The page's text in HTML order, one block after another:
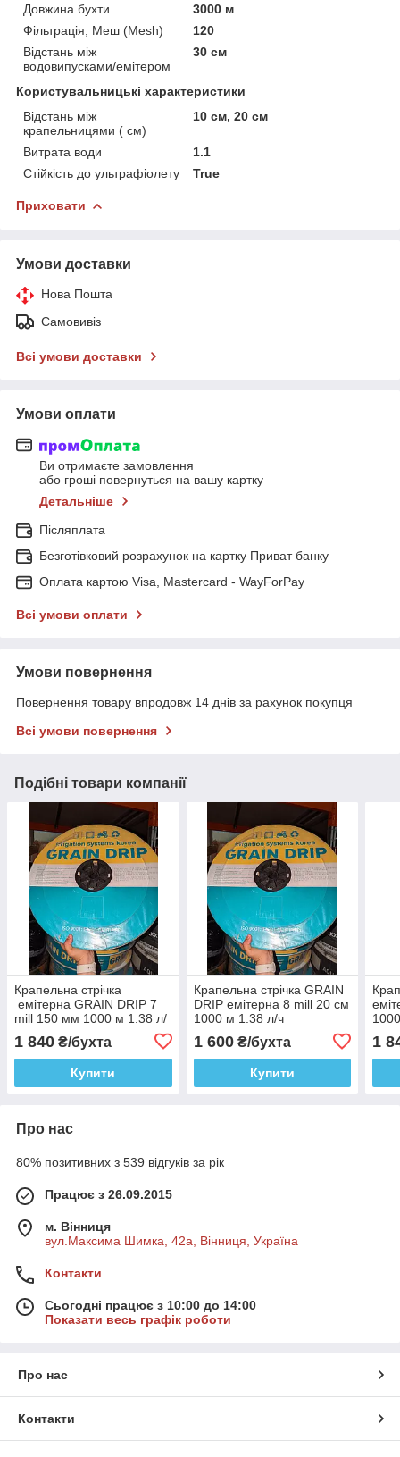
Довжина бухти
3000 м
Фільтрація, Меш (Mesh)
120
Відстань між
водовипусками/емітером
30 см
Користувальницькі характеристики
Відстань між
крапельницями ( см)
10 см, 20 см
Витрата води
1.1
Стійкість до ультрафіолету
True
Приховати
Умови доставки
Нова Пошта
Самовивіз
Всі умови доставки
Умови оплати
Ви отримаєте замовлення
або гроші повернуться на вашу картку
Детальніше
Післяплата
Безготівковий розрахунок на картку Приват банку
Оплата картою Visa, Mastercard - WayForPay
Всі умови оплати
Умови повернення
Повернення товару впродовж 14 днів за рахунок покупця
Всі умови повернення
Подібні товари компанії
Крапельна стрічка
емітерна GRAIN DRIP 7
mill 150 мм 1000 м 1.38 л/
1 840 ₴/бухта
Купити
Крапельна стрічка GRAIN
DRIP емітерна 8 mill 20 см
1000 м 1.38 л/ч
1 600₴/бухта
Купити
1
Про нас
80% позитивних з 539 відгуків за рік
Працює з 26.09.2015
м. Вінниця
вул.Максима Шимка, 42а, Вінниця, Україна
Контакти
Сьогодні працює з 10:00 до 14:00
Показати весь графік роботи
Про нас
Контакти